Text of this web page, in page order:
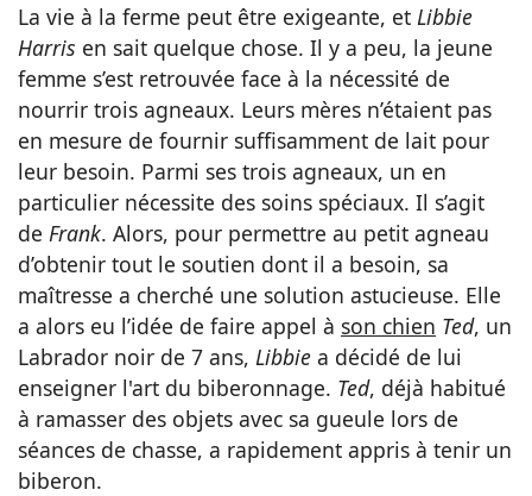
La vie à la ferme peut être exigeante, et Libbie
Harris en sait quelque chose. Il y a peu, la jeune
femme s’est retrouvée face à la nécessité de
nourrir trois agneaux. Leurs mères n’étaient pas
en mesure de fournir suffisamment de lait pour
leur besoin. Parmi ses trois agneaux, un en
particulier nécessite des soins spéciaux. Il s’agit
de Frank. Alors, pour permettre au petit agneau
d’obtenir tout le soutien dont il a besoin, sa
maîtresse a cherché une solution astucieuse. Elle
a alors eu l’idée de faire appel à son chien Ted, un
Labrador noir de 7 ans, Libbie a décidé de lui
enseigner l'art du biberonnage. Ted, déjà habitué
à ramasser des objets avec sa gueule lors de
séances de chasse, a rapidement appris à tenir un
biberon.